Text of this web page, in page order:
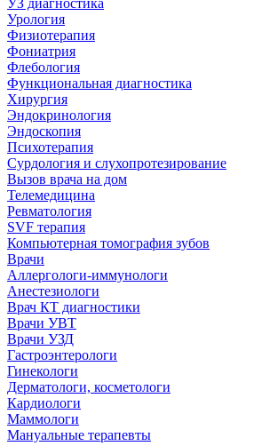
УЗ диагностика
Урология
Физиотерапия
Фониатрия
Флебология
Функциональная диагностика
Хирургия
Эндокринология
Эндоскопия
Психотерапия
Сурдология и слухопротезирование
Вызов врача на дом
Телемедицина
Ревматология
SVF терапия
Компьютерная томография зубов
Врачи
Аллергологи-иммунологи
Анестезиологи
Врач КТ диагностики
Врачи УВТ
Врачи УЗД
Гастроэнтерологи
Гинекологи
Дерматологи, косметологи
Кардиологи
Маммологи
Мануальные терапевты